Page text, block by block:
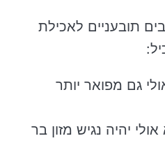
תובעניים לאכילת
גם מפואר יותר
יהיה נגיש מזון בר